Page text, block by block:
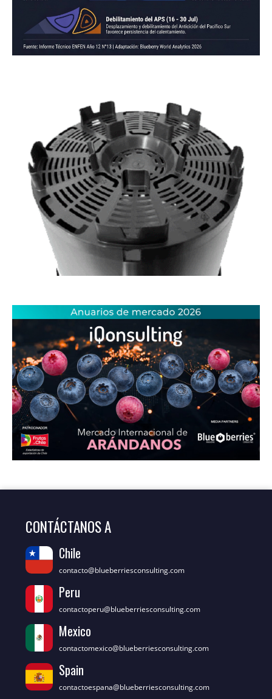
CONTÁCTANOS A
Chile
contacto@blueberriesconsulting.com
Peru
contactoperu@blueberriesconsulting.com
Mexico
contactomexico@blueberriesconsulting.com
Spain
contactoespana@blueberriesconsulting.com